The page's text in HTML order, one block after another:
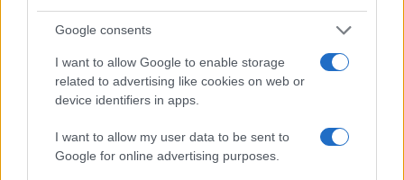
Google consents
I want to allow Google to enable storage
related to advertising like cookies on web or
device identifiers in apps.
I want to allow my user data to be sent to
Google for online advertising purposes.
Meteo Olbia 9 agosto, temperature in calo
va avanti: “Sicilia, ci sono”